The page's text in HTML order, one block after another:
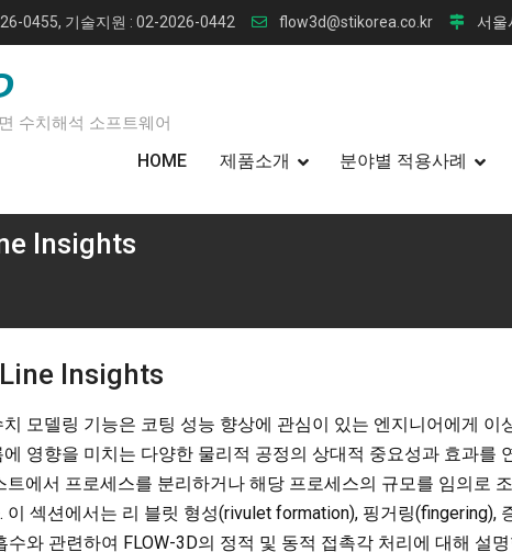
0455, 기술지원 : 02-2026-0442 flow3d@stikorea.co.kr 서울
수치해석 소프트웨어
HOME 제품소개 분야별 적용사례
Insights
Insights
치 모델링 기능은 코팅 성능 향상에 관심이 있는 엔지니어에게 이
영향을 미치는 다양한 물리적 공정의 상대적 중요성과 효과를
트에서 프로세스를 분리하거나 해당 프로세스의 규모를 임의로
이 섹션에서는 리 블릿 형성(rivulet formation), 핑거링(fingering),
수와 관련하여 FLOW-3D의 정적 및 동적 접촉각 처리에 대해 설